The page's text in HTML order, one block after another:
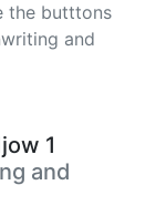
the butttons
and
1
and